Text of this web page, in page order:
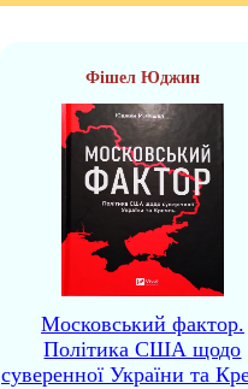
Фішел Юджин
Московський фактор.
Політика США щодо
суверенної України та